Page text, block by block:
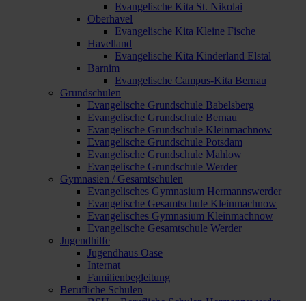
Evangelische Kita St. Nikolai
Oberhavel
Evangelische Kita Kleine Fische
Havelland
Evangelische Kita Kinderland Elstal
Barnim
Evangelische Campus-Kita Bernau
Grundschulen
Evangelische Grundschule Babelsberg
Evangelische Grundschule Bernau
Evangelische Grundschule Kleinmachnow
Evangelische Grundschule Potsdam
Evangelische Grundschule Mahlow
Evangelische Grundschule Werder
Gymnasien / Gesamtschulen
Evangelisches Gymnasium Hermannswerder
Evangelische Gesamtschule Kleinmachnow
Evangelisches Gymnasium Kleinmachnow
Evangelische Gesamtschule Werder
Jugendhilfe
Jugendhaus Oase
Internat
Familienbegleitung
Berufliche Schulen